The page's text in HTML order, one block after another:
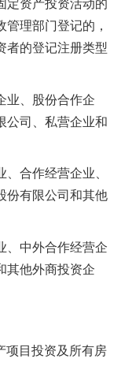
定资产投资活动的
理部门登记的，
者的登记注册类型
业、股份合作企
公司、私营企业和
合作经营企业、
份有限公司和其他
、中外合作经营企
其他外商投资企
项目投资及所有房